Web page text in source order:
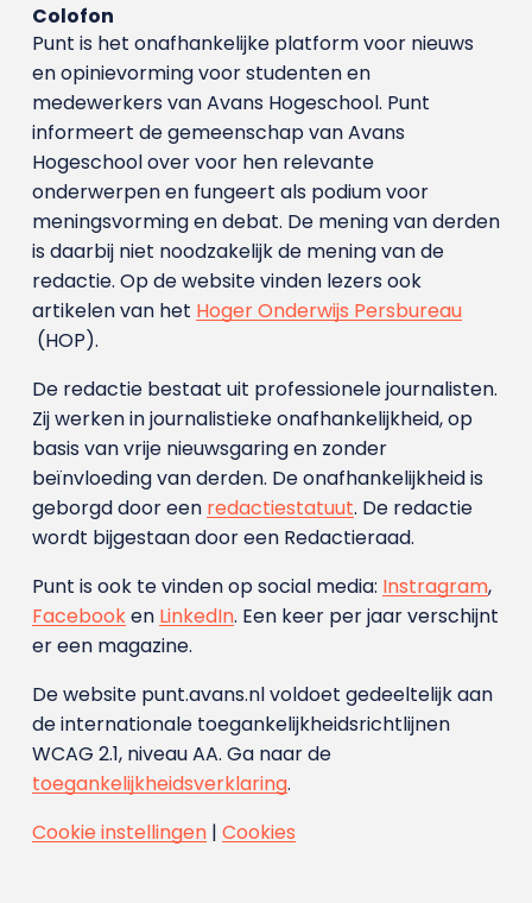
Colofon
Punt is het onafhankelijke platform voor nieuws
en opinievorming voor studenten en
medewerkers van Avans Hoge­school. Punt
informeert de gemeenschap van Avans
Hogeschool over voor hen relevante
onderwerpen en fungeert als podium voor
meningsvorming en debat. De mening van derden
is daarbij niet noodzakelijk de mening van de
redactie. Op de website vinden lezers ook
artikelen van het Hoger Onderwijs Persbureau
(HOP).
De redactie bestaat uit professionele journalisten.
Zij werken in journalistieke onafhankelijkheid, op
basis van vrije nieuwsgaring en zonder
beïnvloeding van derden. De onafhankelijkheid is
geborgd door een redactiestatuut. De redactie
wordt bijgestaan door een Redactieraad.
Punt is ook te vinden op social media: Instragram,
Facebooken LinkedIn. Een keer per jaar verschijnt
er een magazine.
De website punt.avans.nl voldoet gedeeltelijk aan
de internationale toegankelijkheidsrichtlijnen
WCAG 2.1, niveau AA. Ga naar de
toegankelijkheidsverklaring.
Cookie instellingen| Cookies